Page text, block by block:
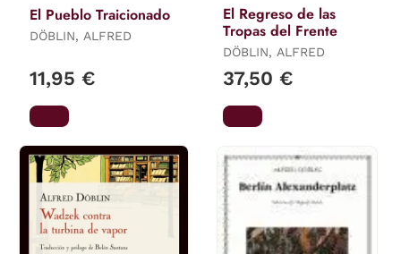
El Pueblo Traicionado
DÖBLIN, ALFRED
11,95 €
El Regreso de las
Tropas del Frente
DÖBLIN, ALFRED
37,50 €